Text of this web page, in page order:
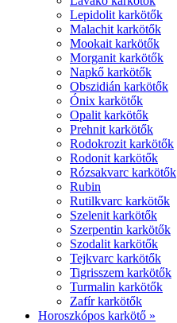
Lepidolit karkötők
Malachit karkötők
Mookait karkötők
Morganit karkötők
Napkő karkötők
Obszidián karkötők
Ónix karkötők
Opalit karkötők
Prehnit karkötők
Rodokrozit karkötők
Rodonit karkötők
Rózsakvarc karkötők
Rubin
Rutilkvarc karkötők
Szelenit karkötők
Szerpentin karkötők
Szodalit karkötők
Tejkvarc karkötők
Tigrisszem karkötők
Turmalin karkötők
Zafír karkötők
Horoszkópos karkötő »